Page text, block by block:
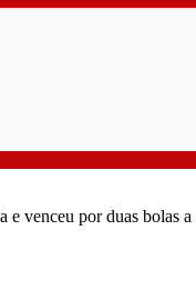
venceu por duas bolas a